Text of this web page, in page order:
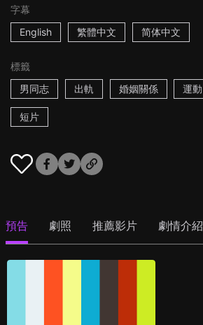
字幕
English
繁體中文 简体中文
標籤
男同志
出軌 婚姻關係 運動
短片
預告 劇照 推薦影片 劇情介紹